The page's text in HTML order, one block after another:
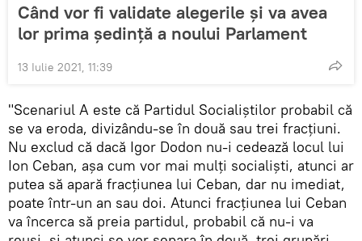
Când vor fi validate alegerile și va avea
lor prima ședință a noului Parlament
13 Iulie 2021, 11:39
"Scenariul A este că Partidul Socialiștilor probabil că
se va eroda, divizându-se în două sau trei fracțiuni.
Nu exclud că dacă Igor Dodon nu-i cedează locul lui
Ion Ceban, așa cum vor mai mulți socialiști, atunci ar
putea să apară fracțiunea lui Ceban, dar nu imediat,
poate într-un an sau doi. Atunci fracțiunea lui Ceban
va încerca să preia partidul, probabil că nu-i va